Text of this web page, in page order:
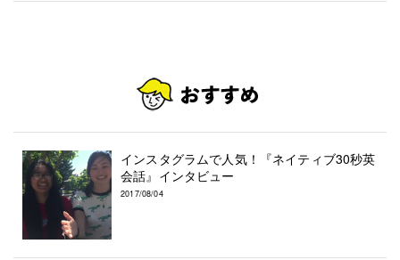
インスタグラムで人気！『ネイティブ30秒英
会話』インタビュー
2017/08/04